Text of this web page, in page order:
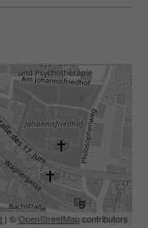
| ©OpenStreetMapcontributors